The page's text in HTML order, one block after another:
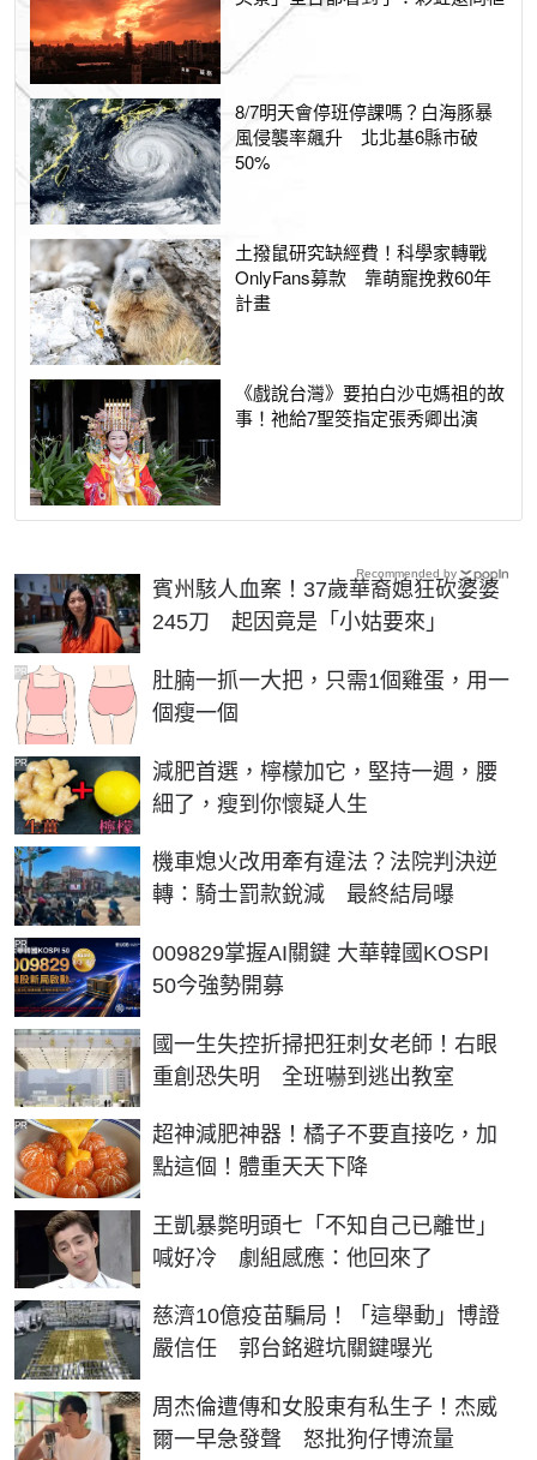
8/7明天會停班停課嗎？白海豚暴
風侵襲率飆升 北北基6縣市破
50%
土撥鼠研究缺經費！科學家轉戰
OnlyFans募款 靠萌寵挽救60年
計畫
《戲說台灣》要拍白沙屯媽祖的故
事！祂給7聖筊指定張秀卿出演
賓州駭人血案！37歲華裔媳狂砍婆婆
245刀 起因竟是「小姑要來」
肚腩一抓一大把，只需1個雞蛋，用一
個瘦一個
PR
減肥首選，檸檬加它，堅持一週，腰
細了，瘦到你懷疑人生
PR
機車熄火改用牽有違法？法院判決逆
轉：騎士罰款銳減 最終結局曝
009829掌握AI關鍵 大華韓國KOSPI
50今強勢開募
PR
國一生失控折掃把狂刺女老師！右眼
重創恐失明 全班嚇到逃出教室
超神減肥神器！橘子不要直接吃，加
點這個！體重天天下降
PR
王凱暴斃明頭七「不知自己已離世」
喊好冷 劇組感應：他回來了
慈濟10億疫苗騙局！「這舉動」博證
嚴信任 郭台銘避坑關鍵曝光
周杰倫遭傳和女股東有私生子！杰威
爾一早急發聲 怒批狗仔博流量
Recommended by